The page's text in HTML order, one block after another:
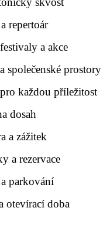
repertoár
a akce
společenské prostory
každou příležitost
dosah
a zážitek
a rezervace
parkování
otevírací doba